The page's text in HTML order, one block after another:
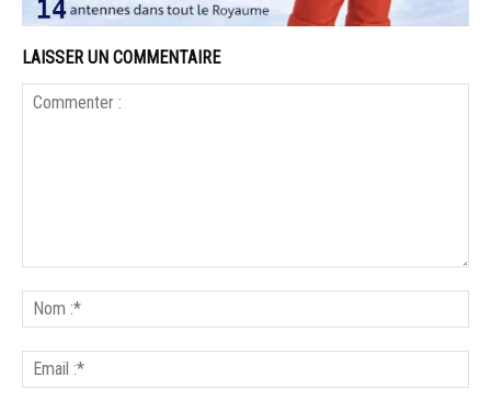
LAISSER UN COMMENTAIRE